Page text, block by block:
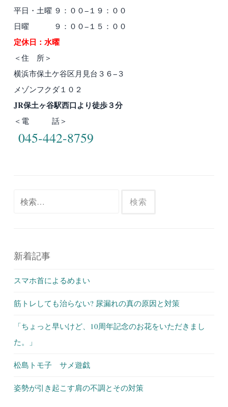
平日・土曜 ９：００−１９：００
日曜 ９：００−１５：００
定休日：水曜
＜住 所＞
横浜市保土ケ谷区月見台３６−３
メゾンフクダ１０２
JR保土ヶ谷駅西口より徒歩３分
＜電 話＞
045-442-8759
新着記事
スマホ首によるめまい
筋トレしても治らない? 尿漏れの真の原因と対策
「ちょっと早いけど、10周年記念のお花をいただきまし
た。」
松島トモ子 サメ遊戯
姿勢が引き起こす肩の不調とその対策